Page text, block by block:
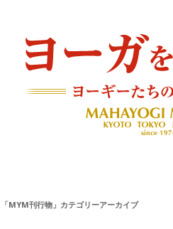
「MYM刊行物 」カテゴリーアーカイブ